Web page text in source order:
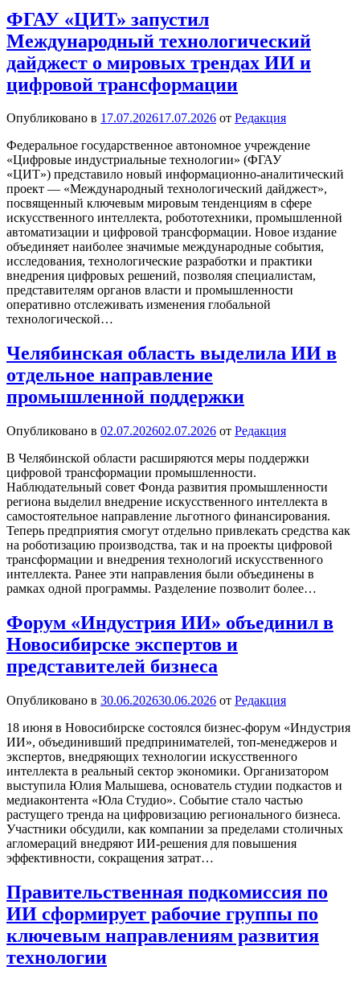
ФГАУ «ЦИТ» запустил
Международный технологический
дайджест о мировых трендах ИИ и
цифровой трансформации
Опубликовано в 17.07.202617.07.2026 от Редакция
Федеральное государственное автономное учреждение
«Цифровые индустриальные технологии» (ФГАУ
«ЦИТ») представило новый информационно-аналитический
проект — «Международный технологический дайджест»,
посвященный ключевым мировым тенденциям в сфере
искусственного интеллекта, робототехники, промышленной
автоматизации и цифровой трансформации. Новое издание
объединяет наиболее значимые международные события,
исследования, технологические разработки и практики
внедрения цифровых решений, позволяя специалистам,
представителям органов власти и промышленности
оперативно отслеживать изменения глобальной
технологической…
Челябинская область выделила ИИ в
отдельное направление
промышленной поддержки
Опубликовано в 02.07.202602.07.2026 от Редакция
В Челябинской области расширяются меры поддержки
цифровой трансформации промышленности.
Наблюдательный совет Фонда развития промышленности
региона выделил внедрение искусственного интеллекта в
самостоятельное направление льготного финансирования.
Теперь предприятия смогут отдельно привлекать средства как
на роботизацию производства, так и на проекты цифровой
трансформации и внедрения технологий искусственного
интеллекта. Ранее эти направления были объединены в
рамках одной программы. Разделение позволит более…
Форум «Индустрия ИИ» объединил в
Новосибирске экспертов и
представителей бизнеса
Опубликовано в 30.06.202630.06.2026 от Редакция
18 июня в Новосибирске состоялся бизнес-форум «Индустрия
ИИ», объединивший предпринимателей, топ-менеджеров и
экспертов, внедряющих технологии искусственного
интеллекта в реальный сектор экономики. Организатором
выступила Юлия Малышева, основатель студии подкастов и
медиаконтента «Юла Студио». Событие стало частью
растущего тренда на цифровизацию регионального бизнеса.
Участники обсудили, как компании за пределами столичных
агломераций внедряют ИИ-решения для повышения
эффективности, сокращения затрат…
Правительственная подкомиссия по
ИИ сформирует рабочие группы по
ключевым направлениям развития
технологии